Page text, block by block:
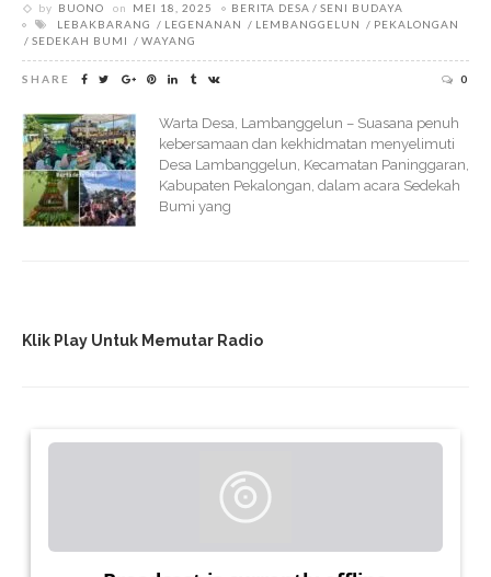
by BUONO on MEI 18, 2025 BERITA DESA
SENI BUDAYA
LEBAKBARANG
LEGENANAN LEMBANGGELUN
PEKALONGAN
SEDEKAH BUMI
WAYANG
SHARE 0
Warta Desa, Lambanggelun – Suasana penuh
kebersamaan dan kekhidmatan menyelimuti
Desa Lambanggelun, Kecamatan Paninggaran,
Kabupaten Pekalongan, dalam acara Sedekah
Bumi yang
Klik Play Untuk Memutar Radio